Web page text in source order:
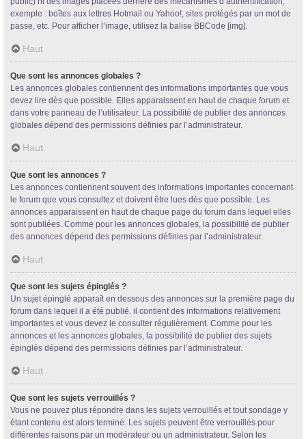
exemple : boîtes aux lettres Hotmail ou Yahoo!, sites protégés par un mot de
passe, etc. Pour afficher l’image, utilisez la balise BBCode [img].
Haut
Que sont les annonces globales ?
Les annonces globales contiennent des informations importantes que vous
devez lire dès que possible. Elles apparaissent en haut de chaque forum et
dans votre panneau de l’utilisateur. La possibilité de publier des annonces
globales dépend des permissions définies par l’administrateur.
Haut
Que sont les annonces ?
Les annonces contiennent souvent des informations importantes concernant
le forum que vous consultez et doivent être lues dès que possible. Les
annonces apparaissent en haut de chaque page du forum dans lequel elles
sont publiées. Comme pour les annonces globales, la possibilité de publier
des annonces dépend des permissions définies par l’administrateur.
Haut
Que sont les sujets épinglés ?
Un sujet épinglé apparaît en dessous des annonces sur la première page du
forum dans lequel il a été publié. il contient des informations relativement
importantes et vous devez le consulter régulièrement. Comme pour les
annonces et les annonces globales, la possibilité de publier des sujets
épinglés dépend des permissions définies par l’administrateur.
Haut
Que sont les sujets verrouillés ?
Vous ne pouvez plus répondre dans les sujets verrouillés et tout sondage y
étant contenu est alors terminé. Les sujets peuvent être verrouillés pour
différentes raisons par un modérateur ou un administrateur. Selon les